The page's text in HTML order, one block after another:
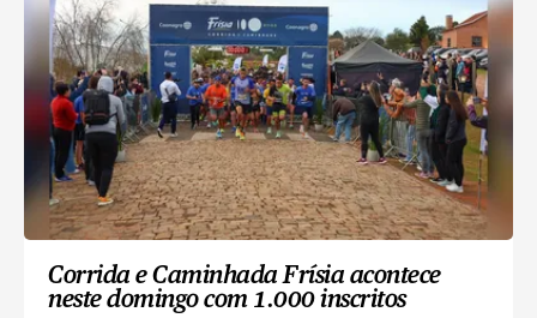
Corrida e Caminhada Frísia acontece
neste domingo com 1.000 inscritos